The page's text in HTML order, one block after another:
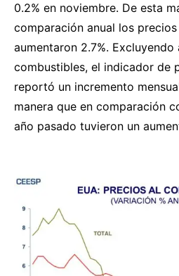
0.2% en noviembre. De esta
comparación anual los
aumentaron 2.7%.
combustibles, el indicador de
reportó un incremento
manera que en comparación
año pasado tuvieron un